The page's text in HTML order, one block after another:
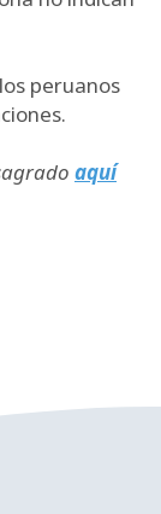
peruanos
aquí